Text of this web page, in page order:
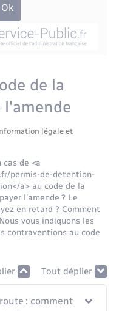
de l’espace
de la
l'amende
légale et
de <a
permis-de-detention-
a> au code de la
l'amende ? Le
en retard ? Comment
vous indiquons les
contraventions au code
Tout déplier
: comment